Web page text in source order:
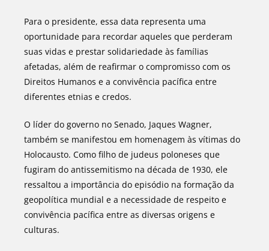
Para o presidente, essa data representa uma
oportunidade para recordar aqueles que perderam
suas vidas e prestar solidariedade às famílias
afetadas, além de reafirmar o compromisso com os
Direitos Humanos e a convivência pacífica entre
diferentes etnias e credos.
O líder do governo no Senado, Jaques Wagner,
também se manifestou em homenagem às vítimas do
Holocausto. Como filho de judeus poloneses que
fugiram do antissemitismo na década de 1930, ele
ressaltou a importância do episódio na formação da
geopolítica mundial e a necessidade de respeito e
convivência pacífica entre as diversas origens e
culturas.